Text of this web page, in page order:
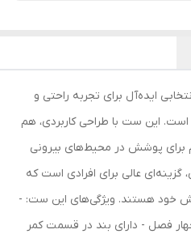
ایده‌آل برای تجربه راحتی و
این ست با طراحی کاربردی، هم
برای پوشش در محیط‌های بیرونی
عالی برای افرادی است که
خود هستند. ویژگی‌های این ست: -
فصل - دارای بند در قسمت کمر